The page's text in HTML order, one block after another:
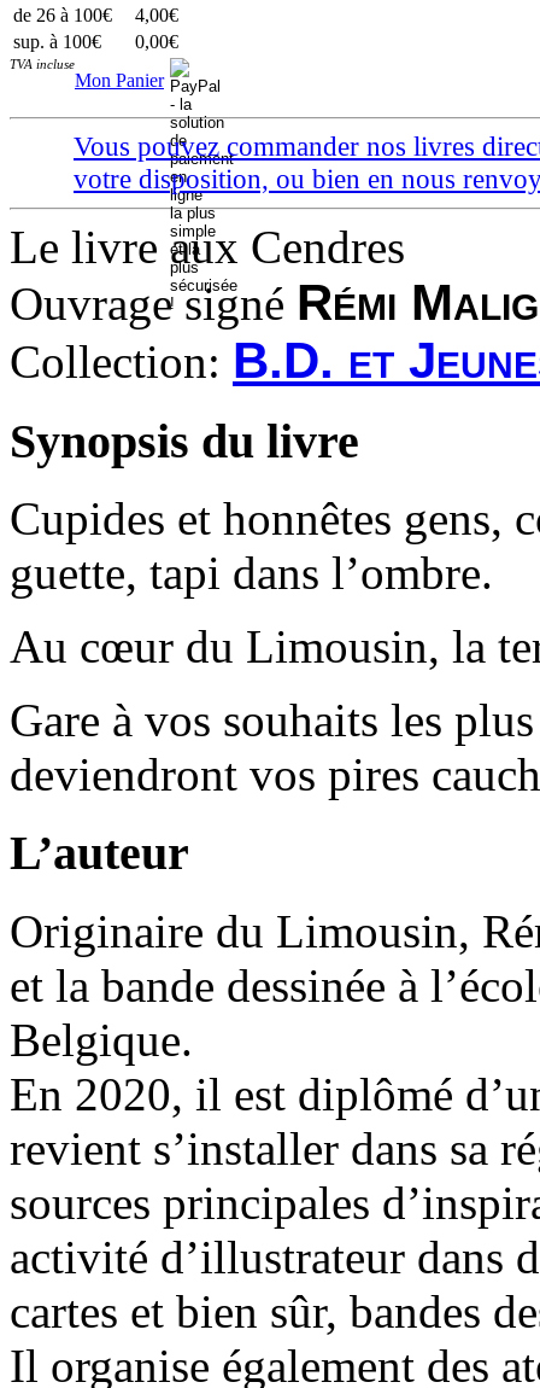
de 26 à 100€
4,00€
sup. à 100€
0,00€
TVA incluse
Mon Panier
Vous pouvez commander nos livres
votre disposition, ou bien en nous
Le livre aux Cendres
Ouvrage signé Rémi
Collection: B.D. et
Synopsis du livre
Cupides et honnêtes gens,
guette, tapi dans l’ombre.
Au cœur du Limousin, la
Gare à vos souhaits les
deviendront vos pires
L’auteur
Originaire du Limousin,
et la bande dessinée à
Belgique.
En 2020, il est diplômé
revient s’installer dans sa
sources principales
activité d’illustrateur dans
cartes et bien sûr, bandes
Il organise également des